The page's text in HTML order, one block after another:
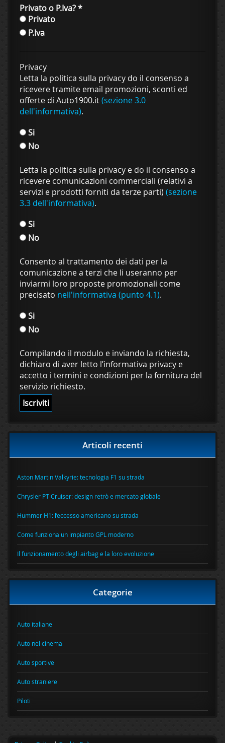
Privato o P.Iva?*
Privato
P.Iva
Privacy
Letta la politica sulla privacy do il consenso a
ricevere tramite email promozioni, sconti ed
offerte di Auto1900.it(sezione 3.0
dell'informativa).
Si
No
Letta la politica sulla privacy e do il consenso a
ricevere comunicazioni commerciali (relativi a
servizi e prodotti forniti da terze parti) (sezione
3.3 dell'informativa).
Si
No
Consento al trattamento dei dati per la
comunicazione a terzi che li useranno per
inviarmi loro proposte promozionali come
precisato nell'informativa (punto 4.1).
Si
No
Compilando il modulo e inviando la richiesta,
dichiaro di aver letto l’informativa privacy e
accetto i termini e condizioni per la fornitura del
servizio richiesto.
Articoli recenti
Aston Martin Valkyrie: tecnologia F1 su strada
Chrysler PT Cruiser: design retrò e mercato globale
Hummer H1: l’eccesso americano su strada
Come funziona un impianto GPL moderno
Il funzionamento degli airbag e la loro evoluzione
Categorie
Auto italiane
Auto nel cinema
Auto sportive
Auto straniere
Piloti